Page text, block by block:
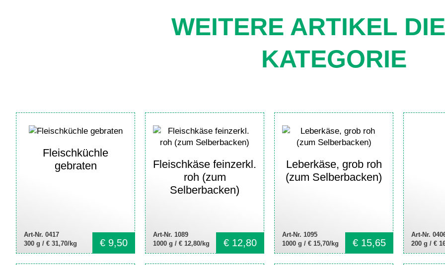
WEITERE ARTIKEL
KATEGORIE
Fleischküchle
gebraten
Art-Nr. 0417
300 g / € 31,70/kg € 9,50
Fleischkäse feinzerkl.
roh (zum
Selberbacken)
Art-Nr. 1089
1000 g / € 12,80/kg € 12,80
Leberkäse, grob roh
(zum Selberbacken)
Art-Nr. 1095
1000 g / € 15,70/kg € 15,65
Art-Nr.
200 g / €